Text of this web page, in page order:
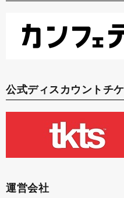
公式ディスカウントチ
運営会社